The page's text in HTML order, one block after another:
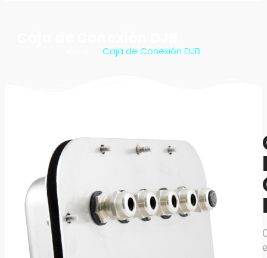
Caja de Conexión DJB